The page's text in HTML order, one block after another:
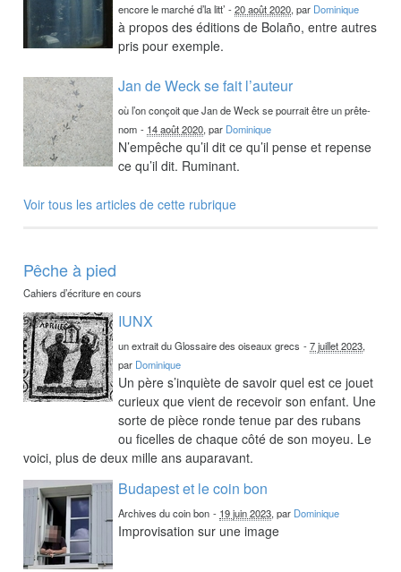
encore le marché d’la litt’ -20 août 2020, par Dominique
à propos des éditions de Bolaño, entre autres
pris pour exemple.
Jan de Weck se fait l’auteur
où l’on conçoit que Jan de Weck se pourrait être un prête-
nom - 14 août 2020, par Dominique
N’empêche qu’il dit ce qu’il pense et repense
ce qu’il dit. Ruminant.
Voir tous les articles de cette rubrique
Pêche à pied
Cahiers d’écriture en cours
IUNX
un extrait du Glossaire des oiseaux grecs -7 juillet 2023,
par Dominique
Un père s’inquiète de savoir quel est ce jouet
curieux que vient de recevoir son enfant. Une
sorte de pièce ronde tenue par des rubans
ou ficelles de chaque côté de son moyeu. Le
voici, plus de deux mille ans auparavant.
Budapest et le coin bon
Archives du coin bon - 19 juin 2023, par Dominique
Improvisation sur une image